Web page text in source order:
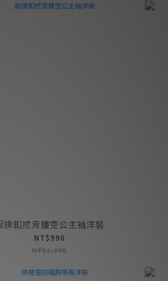
排釦挖背鏤空公主袖洋裝
NT$990
NT$1,290